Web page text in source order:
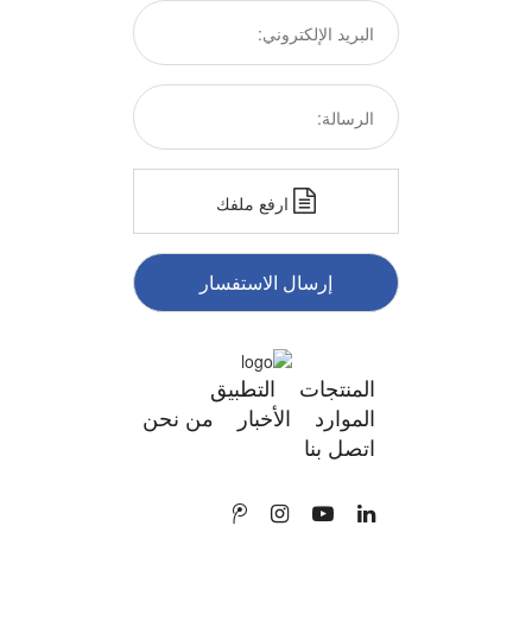
ارفع ملفك
إرسال الاستفسار
المنتجات
التطبيق
الموارد
الأخبار
من نحن
اتصل بنا